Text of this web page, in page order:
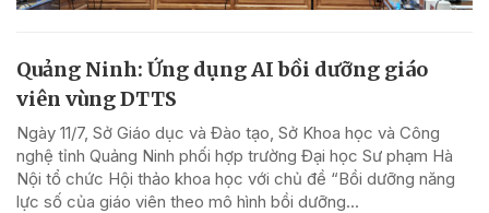
Quảng Ninh: Ứng dụng AI bồi dưỡng giáo
viên vùng DTTS
Ngày 11/7, Sở Giáo dục và Đào tạo, Sở Khoa học và Công
nghệ tỉnh Quảng Ninh phối hợp trường Đại học Sư phạm Hà
Nội tổ chức Hội thảo khoa học với chủ đề “Bồi dưỡng năng
lực số của giáo viên theo mô hình bồi dưỡng...